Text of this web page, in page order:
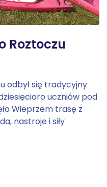
Roztoczu
odbył się tradycyjny
uczniów pod
Wieprzem trasę z
nastroje i siły